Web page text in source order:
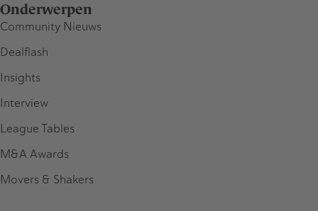
Onderwerpen
Community Nieuws
Dealflash
Insights
Interview
League Tables
M&A Awards
Movers & Shakers